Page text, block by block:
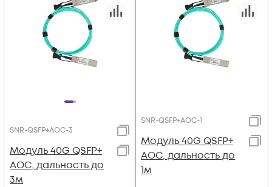
SNR-QSFP+AOC-3
Модуль 40G QSFP+
AOC, дальность до
3м
SNR-QSFP+AOC-1
Модуль 40G QSFP+
AOC, дальность до
1м